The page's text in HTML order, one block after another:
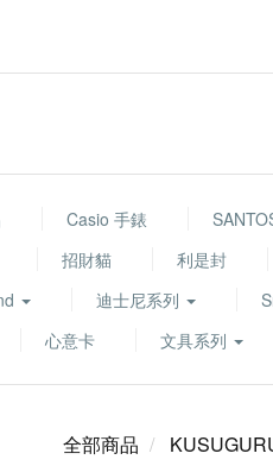
Casio 手錶
招財貓 利是封
迪士尼系列
心意卡
文具系列
全部商品